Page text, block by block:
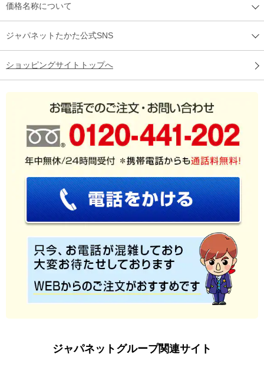
価格名称について
ジャパネットたかた公式SNS
ショッピングサイトトップへ
ジャパネットグループ関連サイト